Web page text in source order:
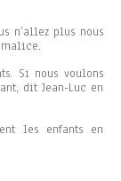
n’allez plus nous
Si nous voulons
dit Jean-Luc en
les enfants en